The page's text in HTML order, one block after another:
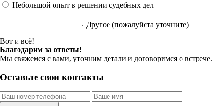
Небольшой опыт в решении судебных дел
Другое (пожалуйста уточните)
Вот и всё!
Благодарим за ответы!
Мы свяжемся с вами, уточним детали и договоримся о встрече.
Оставьте свои контакты